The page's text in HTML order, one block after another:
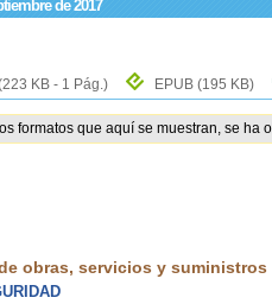
de 2017
KB - 1 Pág.) EPUB (195 KB)
formatos que aquí se muestran, se
obras, servicios y suministros